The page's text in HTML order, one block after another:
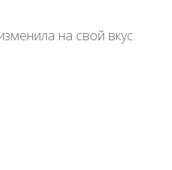
на свой вкус.